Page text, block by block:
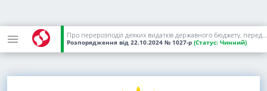
Про перерозподіл деяких видатків державного бюджету, передбачених Міністерству у справах ветеранів на 2024 рік
Розпорядження від 22.10.2024 № 1027-р (Статус: Чинний)